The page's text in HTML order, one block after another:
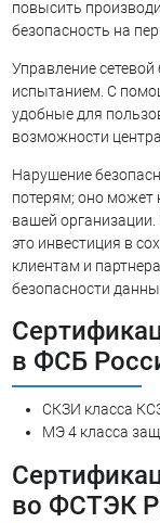
повысить
безопасность на
Управление
испытанием. С
удобные для
возможности
Нарушение
потерям; оно может
вашей
это инвестиция в
клиентам и
безопасности
в ФСБ
СКЗИ класса
МЭ 4 класса
во ФСТЭК